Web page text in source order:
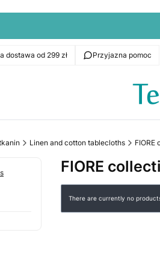
dostawa od 299 zł Przyjazna pomoc
Linen and cotton tablecloths FIORE
FIORE
List of products
There are currently no